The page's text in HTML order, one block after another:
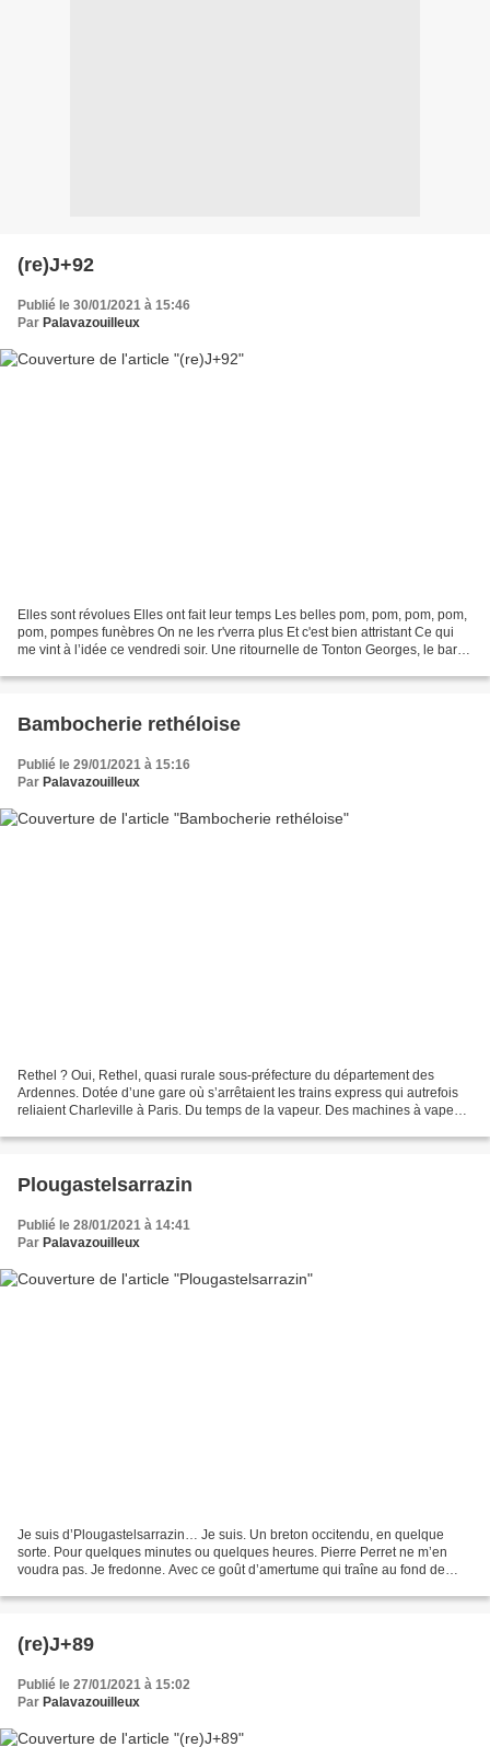
(re)J+92
Publié le 30/01/2021 à 15:46
Par Palavazouilleux
Elles sont révolues Elles ont fait leur temps Les belles pom, pom, pom, pom,
pom, pompes funèbres On ne les r'verra plus Et c'est bien attristant Ce qui
me vint à l’idée ce vendredi soir. Une ritournelle de Tonton Georges, le barde
Bambocherie rethéloise
Publié le 29/01/2021 à 15:16
Par Palavazouilleux
Rethel ? Oui, Rethel, quasi rurale sous-préfecture du département des
Ardennes. Dotée d’une gare où s’arrêtaient les trains express qui autrefois
reliaient Charleville à Paris. Du temps de la vapeur. Des machines à vapeur
Plougastelsarrazin
Publié le 28/01/2021 à 14:41
Par Palavazouilleux
Je suis d’Plougastelsarrazin… Je suis. Un breton occitendu, en quelque
sorte. Pour quelques minutes ou quelques heures. Pierre Perret ne m’en
voudra pas. Je fredonne. Avec ce goût d’amertume qui traîne au fond de
(re)J+89
Publié le 27/01/2021 à 15:02
Par Palavazouilleux